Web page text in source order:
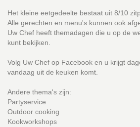
Het kleine eetgedeelte bestaat uit 8/10
Alle gerechten en menu's kunnen ook
Uw Chef heeft themadagen die u op de
kunt bekijken.
Volg Uw Chef op Facebook en u krijgt
vandaag uit de keuken komt.
Andere thema's zijn:
Partyservice
Outdoor cooking
Kookworkshops